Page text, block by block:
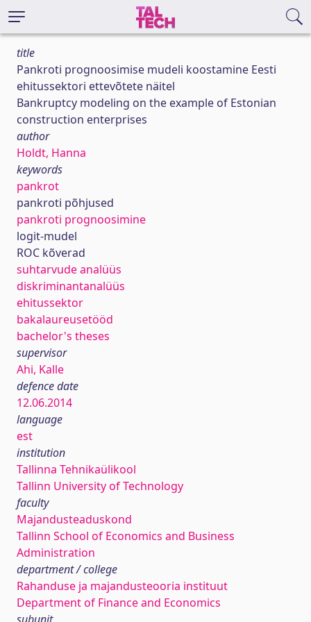
title
Pankroti prognoosimise mudeli koostamine Eesti
ehitussektori ettevõtete näitel
Bankruptcy modeling on the example of Estonian
construction enterprises
author
Holdt, Hanna
keywords
pankrot
pankroti põhjused
pankroti prognoosimine
logit-mudel
ROC kõverad
suhtarvude analüüs
diskriminantanalüüs
ehitussektor
bakalaureusetööd
bachelor's theses
supervisor
Ahi, Kalle
defence date
12.06.2014
language
est
institution
Tallinna Tehnikaülikool
Tallinn University of Technology
faculty
Majandusteaduskond
Tallinn School of Economics and Business
Administration
department / college
Rahanduse ja majandusteooria instituut
Department of Finance and Economics